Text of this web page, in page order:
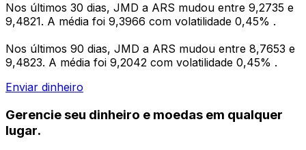
Nos últimos 30 dias, JMD a ARS mudou entre 9,2735 e
9,4821. A média foi 9,3966 com volatilidade 0,45% .
Nos últimos 90 dias, JMD a ARS mudou entre 8,7653 e
9,4823. A média foi 9,2042 com volatilidade 0,45% .
Enviar dinheiro
Gerencie seu dinheiro e moedas em qualquer
lugar.